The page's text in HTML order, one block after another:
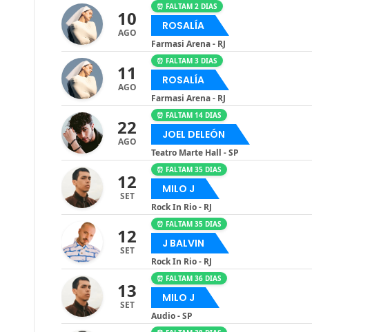
10
AGO
⏰ FALTAM 2 DIAS
ROSALÍA
Farmasi Arena - RJ
11
AGO
⏰ FALTAM 3 DIAS
ROSALÍA
Farmasi Arena - RJ
22
AGO
⏰ FALTAM 14 DIAS
JOEL DELEÓN
Teatro Marte Hall - SP
12
SET
⏰ FALTAM 35 DIAS
MILO J
Rock In Rio - RJ
12
SET
⏰ FALTAM 35 DIAS
J BALVIN
Rock In Rio - RJ
13
SET
⏰ FALTAM 36 DIAS
MILO J
Audio - SP